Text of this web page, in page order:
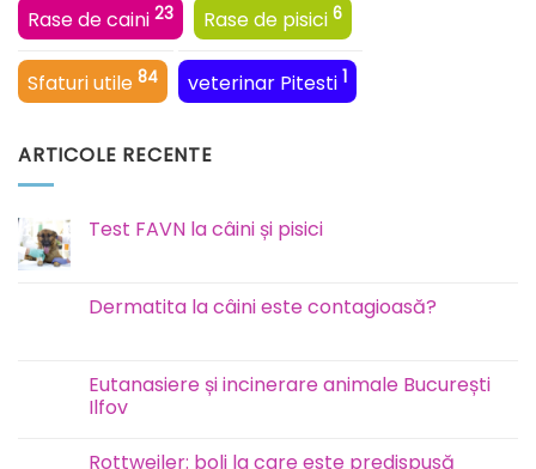
Rase de caini 23 Rase de pisici 6
Sfaturi utile 84 veterinar Pitesti 1
ARTICOLE RECENTE
Test FAVN la câini și pisici
Test
FAVN
pisici
Dermatita la câini este contagioasă?
Dermatita
la
câini
Eutanasiere și incinerare animale București
Ilfov
la
Rottweiler: boli la care este predispusă